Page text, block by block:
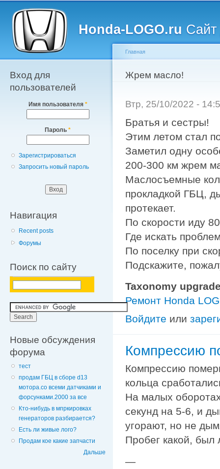
Honda-LOGO.ru Сайт
Главное меню
Вход для
пользователей
Имя пользователя *
Пароль *
Зарегистрироваться
Запросить новый пароль
Навигация
Recent posts
Форумы
Поиск по сайту
Новые обсуждения
форума
тест
продам ГБЦ в сборе d13
мотора.со всеми датчиками и
форсунками.2000 за все
Кто-нибудь в мпркировках
генераторов разбирается?
Есть ли живые лого?
Продам кое какие запчасти
Дальше
Вы здесь
Главная
Жрем масло!
Втр, 25/10/2022 -
Братья и сестры!
Этим летом стал
Заметил одну
200-300 км жрем
Маслосъемные
прокладкой ГБЦ,
протекает.
По скорости иду
Где искать
По поселку при
Подскажите,
Taxonomy
Ремонт Honda
Войдите или
Компрессию
Компрессию
кольца
На малых
секунд на 5-6, и
угорают, но не
Пробег какой, был
—